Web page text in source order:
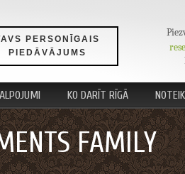
PERSONĪGAIS
PIEDĀVĀJUMS
KO DARĪT RĪGĀ
FAMILY